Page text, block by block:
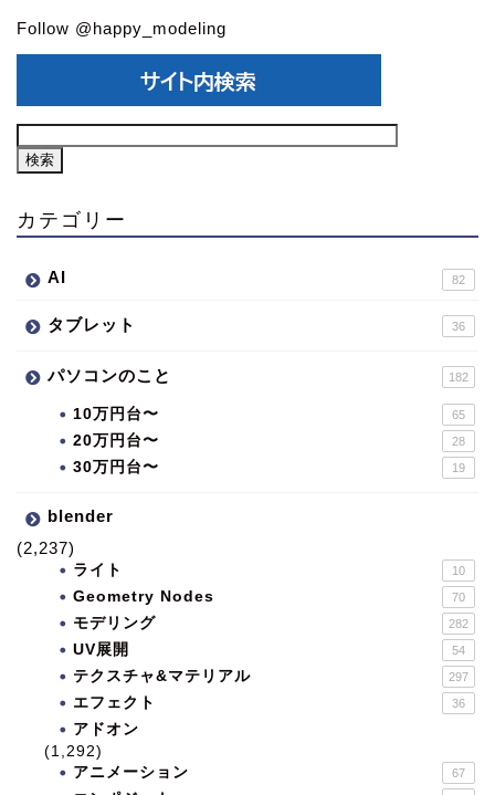
Follow @happy_modeling
カテゴリー
AI 82
タブレット 36
パソコンのこと 182
10万円台〜 65
20万円台〜 28
30万円台〜 19
blender
(2,237)
ライト 10
Geometry Nodes 70
モデリング 282
UV展開 54
テクスチャ&マテリアル 297
エフェクト 36
アドオン
(1,292)
アニメーション
67